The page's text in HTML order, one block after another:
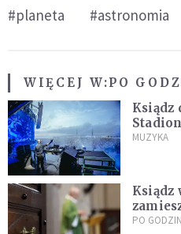
#planeta #astronomia
WIĘCEJ W:PO
Ksiądz
MUZYKA
Ksiądz
się
PO